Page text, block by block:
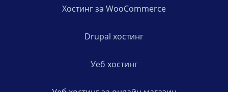
Хостинг за WooCommerce
Drupal хостинг
Уеб хостинг